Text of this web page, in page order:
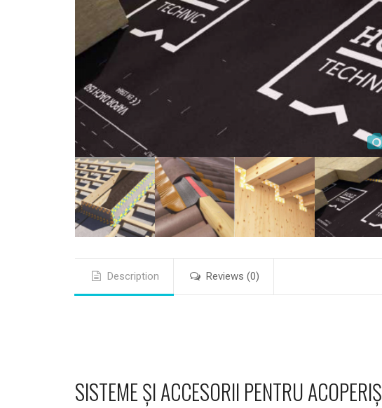
Description Reviews (0)
SISTEME ȘI ACCESORII PENTRU ACOPERIȘ